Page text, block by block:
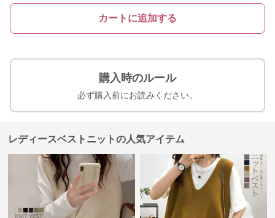
カートに追加する
購入時のルール
必ず購入前にお読みください。
レディースベストニットの人気アイテム